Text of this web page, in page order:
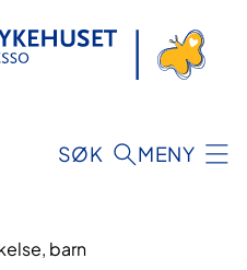
SØK MENY
barn